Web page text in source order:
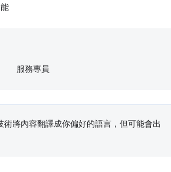
服務專員
術將內容翻譯成你偏好的語言，但可能會出